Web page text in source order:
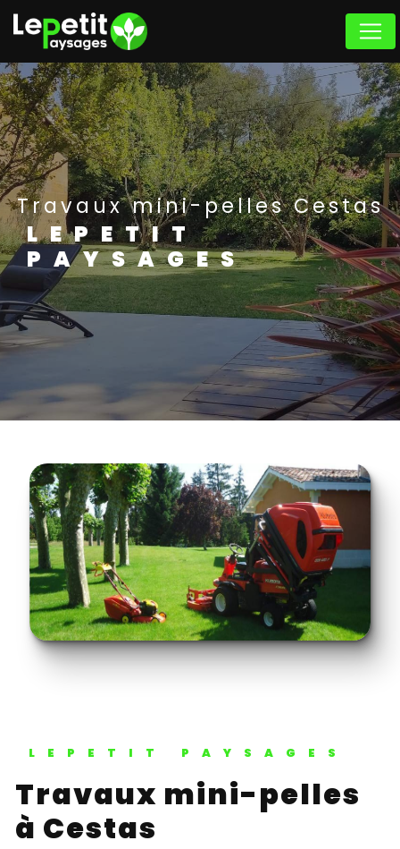
Travaux mini-pelles Cestas
LEPETIT
PAYSAGES
LEPETIT PAYSAGES
Travaux mini-pelles
à Cestas
Panneau de gestion des cookies